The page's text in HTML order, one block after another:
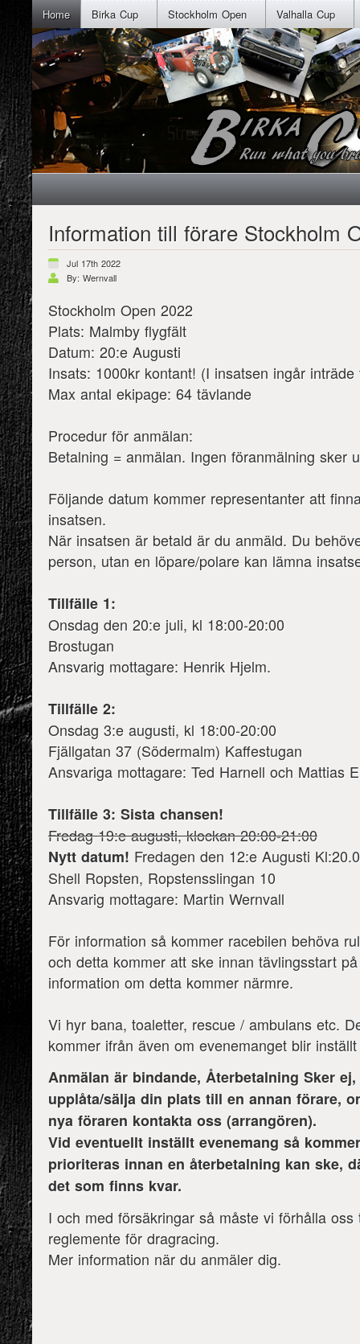
Home Birka Cup Stockholm Open Valhalla Cup
Information till förare Stockholm
Jul 17th 2022
By: Wernvall
Stockholm Open 2022
Plats: Malmby flygfält
Datum: 20:e Augusti
Insats: 1000kr kontant! (I insatsen ingår
Max antal ekipage: 64 tävlande
Procedur för anmälan:
Betalning = anmälan. Ingen föranmälning sker
Följande datum kommer representanter att
insatsen.
När insatsen är betald är du anmäld. Du
person, utan en löpare/polare kan lämna
Tillfälle 1:
Onsdag den 20:e juli, kl 18:00-20:00
Brostugan
Ansvarig mottagare: Henrik Hjelm.
Tillfälle 2:
Onsdag 3:e augusti, kl 18:00-20:00
Fjällgatan 37 (Södermalm) Kaffestugan
Ansvariga mottagare: Ted Harnell och Mattias
Tillfälle 3: Sista chansen!
Fredag 19:e augusti, klockan 20:00-21:00
Nytt datum! Fredagen den 12:e Augusti
Shell Ropsten, Ropstensslingan 10
Ansvarig mottagare: Martin Wernvall
För information så kommer racebilen behöva
och detta kommer att ske innan tävlingsstart
information om detta kommer närmre.
Vi hyr bana, toaletter, rescue / ambulans etc.
kommer ifrån även om evenemanget blir
Anmälan är bindande, Återbetalning Sker
upplåta/sälja din plats till en annan förare,
nya föraren kontakta oss (arrangören).
Vid eventuellt inställt evenemang så
prioriteras innan en återbetalning kan ske,
det som finns kvar.
I och med försäkringar så måste vi förhålla
reglemente för dragracing.
Mer information när du anmäler dig.